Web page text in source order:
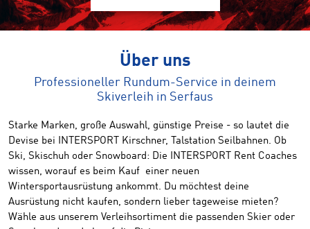
Über uns
Professioneller Rundum-Service in deinem
Skiverleih in Serfaus
Starke Marken, große Auswahl, günstige Preise - so lautet die
Devise bei INTERSPORT Kirschner, Talstation Seilbahnen. Ob
Ski, Skischuh oder Snowboard: Die INTERSPORT Rent Coaches
wissen, worauf es beim Kauf einer neuen
Wintersportausrüstung ankommt. Du möchtest deine
Ausrüstung nicht kaufen, sondern lieber tageweise mieten?
Wähle aus unserem Verleihsortiment die passenden Skier oder